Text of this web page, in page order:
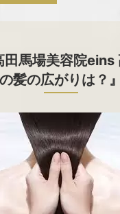
田馬場美容院eins
の髪の広がりは？』